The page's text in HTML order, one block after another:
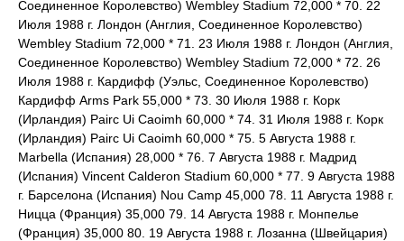
Соединенное Королевство) Wembley Stadium 72,000 * 70. 22
Июля 1988 г. Лондон (Англия, Соединенное Королевство)
Wembley Stadium 72,000 * 71. 23 Июля 1988 г. Лондон (Англия,
Соединенное Королевство) Wembley Stadium 72,000 * 72. 26
Июля 1988 г. Кардифф (Уэльс, Соединенное Королевство)
Кардифф Arms Park 55,000 * 73. 30 Июля 1988 г. Корк
(Ирландия) Pairc Ui Caoimh 60,000 * 74. 31 Июля 1988 г. Корк
(Ирландия) Pairc Ui Caoimh 60,000 * 75. 5 Августа 1988 г.
Marbella (Испания) 28,000 * 76. 7 Августа 1988 г. Мадрид
(Испания) Vincent Calderon Stadium 60,000 * 77. 9 Августа 1988
г. Барселона (Испания) Nou Camp 45,000 78. 11 Августа 1988 г.
Ницца (Франция) 35,000 79. 14 Августа 1988 г. Монпелье
(Франция) 35,000 80. 19 Августа 1988 г. Лозанна (Швейцария)